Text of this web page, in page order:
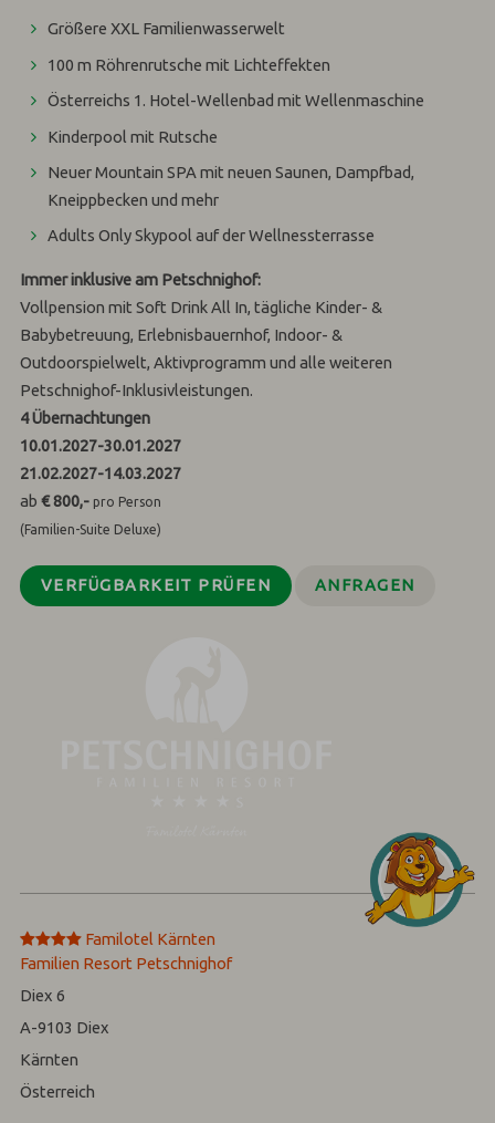
Größere XXL Familienwasserwelt
100 m Röhrenrutsche mit Lichteffekten
Österreichs 1. Hotel-Wellenbad mit Wellenmaschine
Kinderpool mit Rutsche
Neuer Mountain SPA mit neuen Saunen, Dampfbad,
Kneippbecken und mehr
Adults Only Skypool auf der Wellnessterrasse
Immer inklusive am Petschnighof:
Vollpension mit Soft Drink All In, tägliche Kinder- &
Babybetreuung, Erlebnisbauernhof, Indoor- &
Outdoorspielwelt, Aktivprogramm und alle weiteren
Petschnighof-Inklusivleistungen.
4Übernachtungen
10.01.2027-30.01.2027
21.02.2027-14.03.2027
ab€ 800,- pro Person
(Familien-Suite Deluxe)
VERFÜGBARKEIT PRÜFEN ANFRAGEN
****
Familotel Kärnten
Familien Resort Petschnighof
Diex 6
A-9103 Diex
Kärnten
Österreich